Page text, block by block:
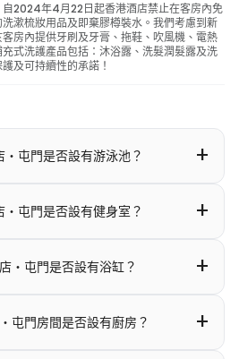
2024年4月22日起香港酒店禁止在客房內免
漱梳妝用品及即棄膠樽裝水。我們考慮到新
房內提供牙刷及牙膏、拖鞋、吹風機、電熱
式洗護產品包括：沐浴露、洗髮潤髮露及洗
及可持續性的承諾！
‧屯門是否設有游泳池？ +
‧屯門是否設有健身室？ +
‧屯門是否設有浴缸？ +
屯門房間是否設有廚房？ +